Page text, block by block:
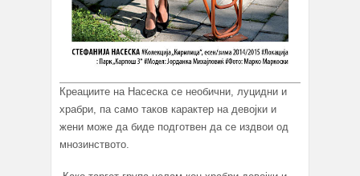
Креациите на Насеска се необични, луцидни и
храбри, па само таков карактер на девојки и
жени може да биде подготвен да се издвои од
мнозинството.